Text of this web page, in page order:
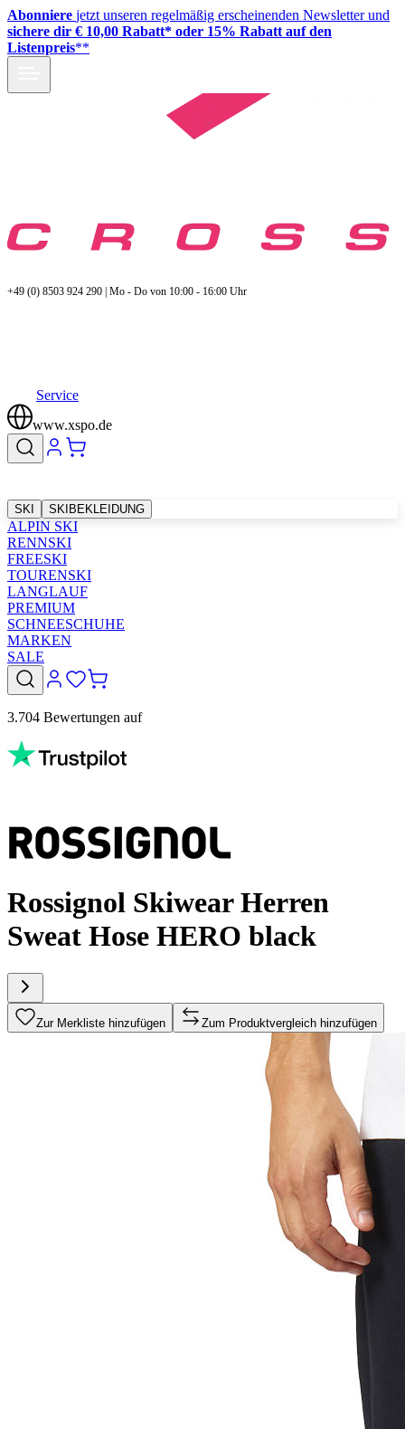
Abonniere jetzt unseren regelmäßig erscheinenden Newsletter und
sichere dir € 10,00 Rabatt* oder 15% Rabatt auf den
Listenpreis**
+49 (0) 8503 924 290 | Mo - Do von 10:00 - 16:00 Uhr
Service
www.xspo.de
SKI SKIBEKLEIDUNG
ALPIN SKI
RENNSKI
FREESKI
TOURENSKI
LANGLAUF
PREMIUM
SCHNEESCHUHE
MARKEN
SALE
3.704 Bewertungen auf
Rossignol Skiwear Herren
Sweat Hose HERO black
Zur Merkliste hinzufügen Zum Produktvergleich hinzufügen